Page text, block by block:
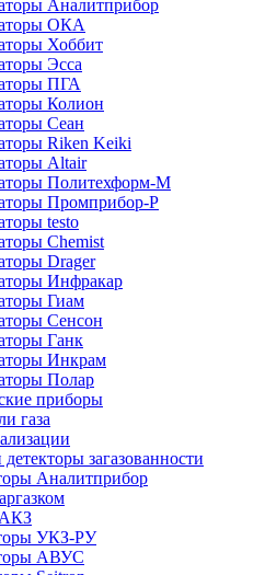
Аналитприбор
ОКА
Хоббит
Эсса
ПГА
Колион
Сеан
Riken Keiki
Altair
Политехформ-М
Промприбор-Р
testo
Chemist
Drager
Инфракар
Гиам
Сенсон
Ганк
Инкрам
Полар
приборы
газа
загазованности
Аналитприбор
УКЗ-РУ
АВУС